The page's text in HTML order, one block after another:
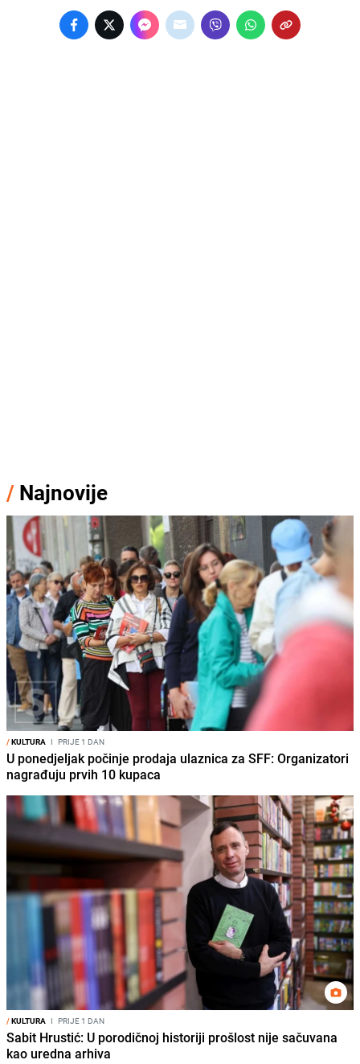
/ Najnovije
/KULTURA I PRIJE 1 DAN
U ponedjeljak počinje prodaja ulaznica za SFF: Organizatori
nagrađuju prvih 10 kupaca
/KULTURA I PRIJE 1 DAN
Sabit Hrustić: U porodičnoj historiji prošlost nije sačuvana
kao uredna arhiva